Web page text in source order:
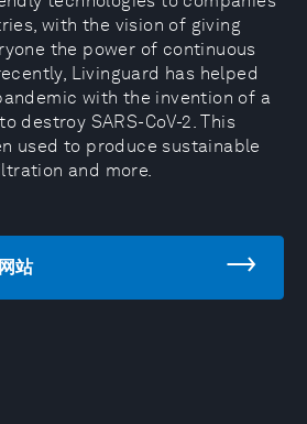
with the vision of giving
the power of continuous
Livinguard has helped
with the invention of a
destroy SARS-CoV-2. This
used to produce sustainable
and more.
站